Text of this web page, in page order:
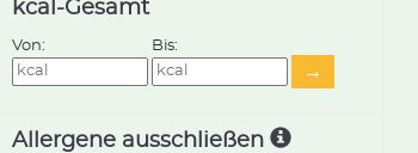
kcal-Gesamt
Von: Bis:
→
Allergene ausschließen